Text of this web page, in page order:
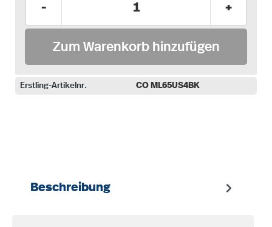
- +
Zum Warenkorb hinzufügen
Erstling-Artikelnr. CO ML65US4BK
Beschreibung